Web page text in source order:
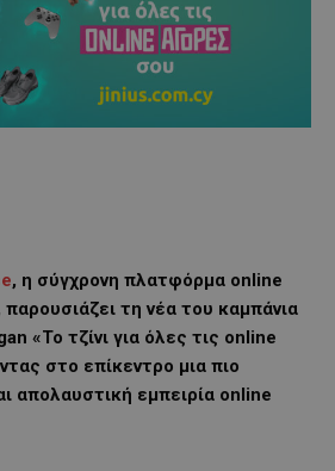
, η σύγχρονη πλατφόρμα online
τη νέα του καμπάνια
«Το τζίνι για όλες τις online
στο επίκεντρο μια πιο
απολαυστική εμπειρία online